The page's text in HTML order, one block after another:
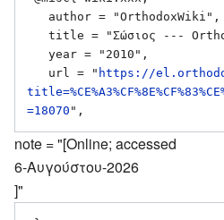
   url = "
https://
=18070
note = "[Online; accessed
6-Αυγούστου-2026
]"